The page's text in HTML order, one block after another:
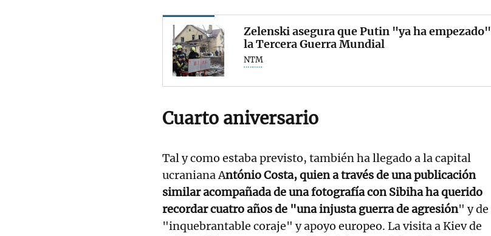
Zelenski asegura que Putin "ya ha empezado"
la Tercera Guerra Mundial
NTM
Cuarto aniversario
Tal y como estaba previsto, también ha llegado a la capital
ucraniana António Costa, quien a través de una publicación
similar acompañada de una fotografía con Sibiha ha querido
recordar cuatro años de "una injusta guerra de agresión" y de
"inquebrantable coraje" y apoyo europeo. La visita a Kiev de